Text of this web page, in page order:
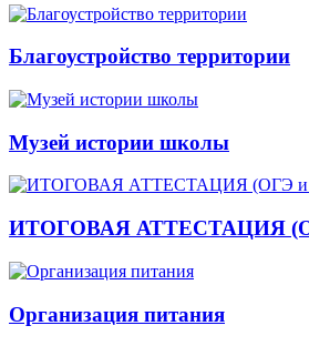
Благоустройство территории
Музей истории школы
ИТОГОВАЯ АТТЕСТАЦИЯ
Организация питания